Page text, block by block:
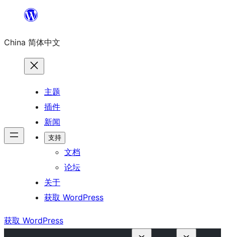
内
China 简体中文
主题
插件
新闻
支持
文档
论坛
关于
获取 WordPress
获取 WordPress